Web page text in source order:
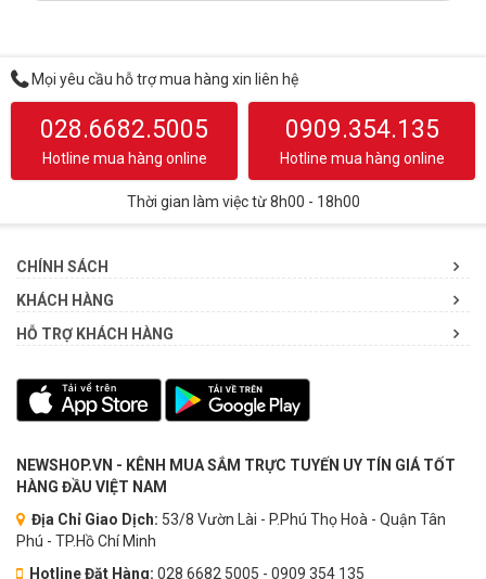
Mọi yêu cầu hỗ trợ mua hàng xin liên hệ
028.6682.5005
Hotline mua hàng online
0909.354.135
Hotline mua hàng online
Thời gian làm việc từ 8h00 - 18h00
CHÍNH SÁCH
KHÁCH HÀNG
HỖ TRỢ KHÁCH HÀNG
NEWSHOP.VN - KÊNH MUA SẮM TRỰC TUYẾN UY TÍN GIÁ TỐT
HÀNG ĐẦU VIỆT NAM
Địa Chỉ Giao Dịch: 53/8 Vườn Lài - P.Phú Thọ Hoà - Quận Tân
Phú - TP.Hồ Chí Minh
Hotline Đặt Hàng: 028 6682 5005 - 0909 354 135